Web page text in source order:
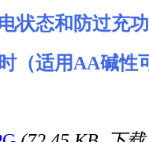
状态和防过充
（适用AA碱性